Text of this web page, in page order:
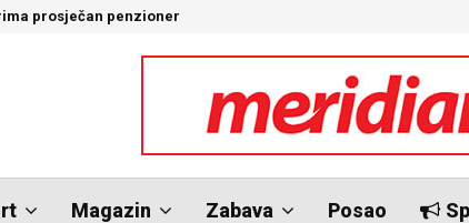
prosječan penzioner
Magazin Zabava Posao